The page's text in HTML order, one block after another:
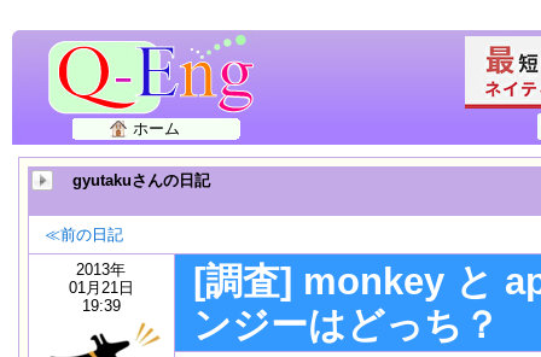
ホーム
gyutakuさんの日記
≪前の日記
2013年
01月21日
19:39
[調査] monkey と
ンジーはどっち？